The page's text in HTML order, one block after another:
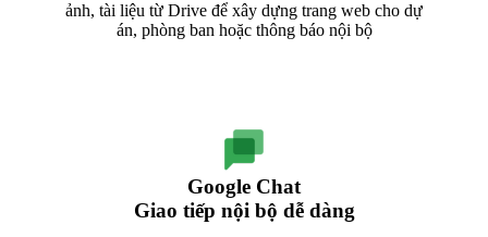
ảnh, tài liệu từ Drive để xây dựng trang web cho dự
án, phòng ban hoặc thông báo nội bộ
Google Chat
Giao tiếp nội bộ dễ dàng